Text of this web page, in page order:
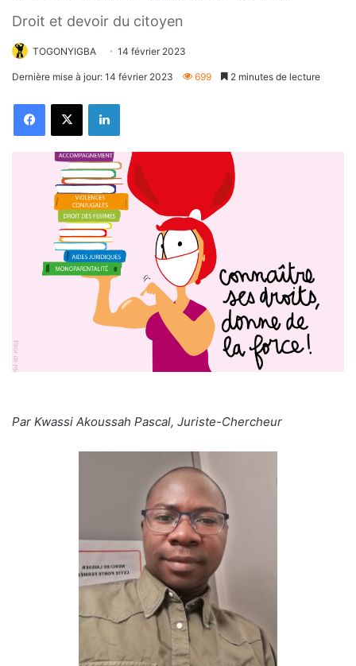
Droit et devoir du citoyen
TOGONYIGBA 14 février 2023
Dernière mise à jour: 14 février 2023 699 2 minutes de lecture
FacebookX Linkedin
Par Kwassi Akoussah Pascal, Juriste-Chercheur